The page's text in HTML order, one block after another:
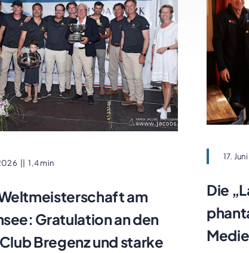
1,4 min
am
Gratulation an den
Bregenz und starke
17.
Die